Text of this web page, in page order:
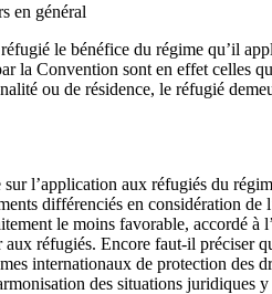
en général
le bénéfice du régime qu’il
la Convention sont en effet celles
ou de résidence, le réfugié
l’application aux réfugiés du
différenciés en considération
le moins favorable, accordé
réfugiés. Encore faut-il
internationaux de protection des
des situations